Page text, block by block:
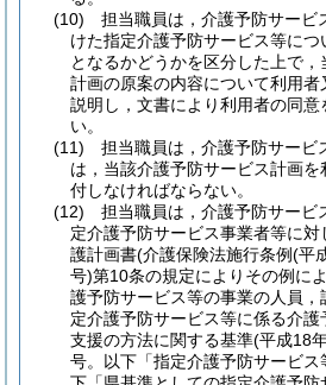
(10)
担当職員は，介護予防サービ
けた指定介護予防サービス等につ
となるかどうかを区分した上で
計画の原案の内容について利用
説明し，文書により利用者の同意
い。
(11)
担当職員は，介護予防サービ
は，当該介護予防サービス計画
付しなければならない。
(12)
担当職員は，介護予防サービ
定介護予防サービス事業者等に
護計画書(介護保険法施行条例(平
号)第10条の規定によりその例に
護予防サービス等の事業の人員
定介護予防サービス等に係る介
支援の方法に関する基準(平成18
号。以下「指定介護予防サービス